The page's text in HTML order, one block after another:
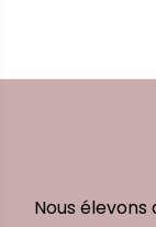
Nous élevons